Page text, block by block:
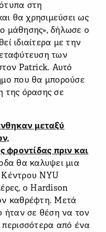
στη
θα χρησιμεύσει ως
μάθησης», δήλωσε ο
ιδιαίτερα με την
των
Patrick. Αυτό
που θα μπορούσε
της όρασης σε
μεταξύ
φροντίδας πριν και
θα καλυψει μια
Κέντρου NYU
ο Hardison
καθρέφτη. Μετά
ήταν σε θέση να τον
περισσότερα από ένα